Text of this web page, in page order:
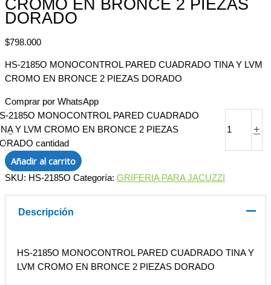
DORADO
$798.000
HS-2185O MONOCONTROL PARED CUADRADO TINA Y LVM
CROMO EN BRONCE 2 PIEZAS DORADO
Comprar por WhatsApp
-
2185O MONOCONTROL PARED CUADRADO
Y LVM CROMO EN BRONCE 2 PIEZAS
cantidad
+
Añadir al carrito
SKU: HS-2185O Categoría: GRIFERIA PARA JACUZZI
Descripción
HS-2185O MONOCONTROL PARED CUADRADO TINA Y
LVM CROMO EN BRONCE 2 PIEZAS DORADO